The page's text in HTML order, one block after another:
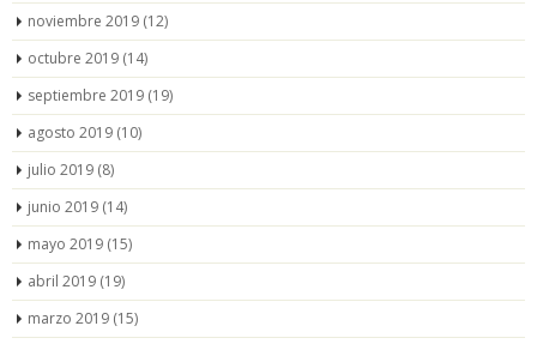
noviembre 2019 (12)
octubre 2019 (14)
septiembre 2019 (19)
agosto 2019 (10)
julio 2019 (8)
junio 2019 (14)
mayo 2019 (15)
abril 2019 (19)
marzo 2019 (15)